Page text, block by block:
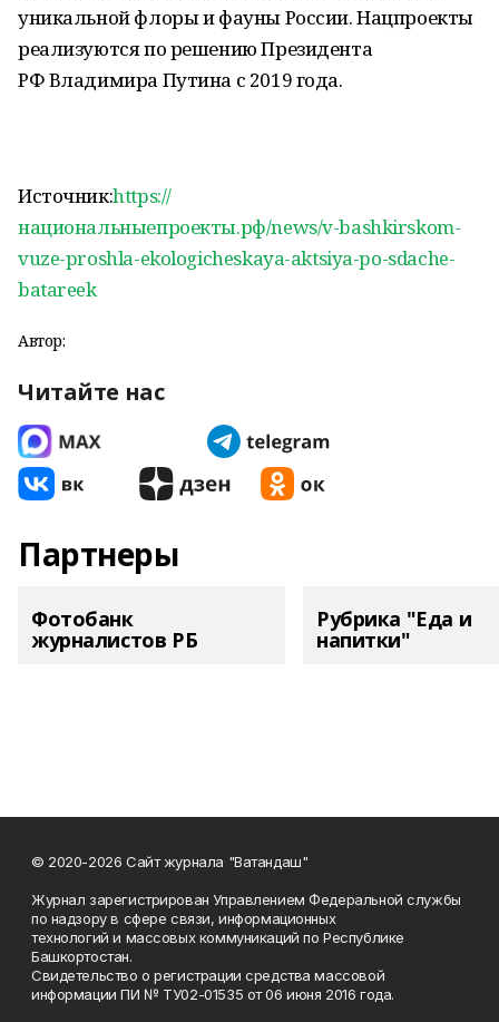
уникальной флоры и фауны России. Нацпроекты
реализуются по решению Президента
РФ Владимира Путина с 2019 года.
Источник:https://
национальныепроекты.рф/news/v-bashkirskom-
vuze-proshla-ekologicheskaya-aktsiya-po-sdache-
batareek
Автор:
Читайте нас
Партнеры
Фотобанк
журналистов РБ
Рубрика "Еда и
напитки"
© 2020-2026 Сайт журнала "Ватандаш"
Журнал зарегистрирован Управлением Федеральной службы
по надзору в сфере связи, информационных
технологий и массовых коммуникаций по Республике
Башкортостан.
Свидетельство о регистрации средства массовой
информации ПИ № ТУ02-01535 от 06 июня 2016 года.